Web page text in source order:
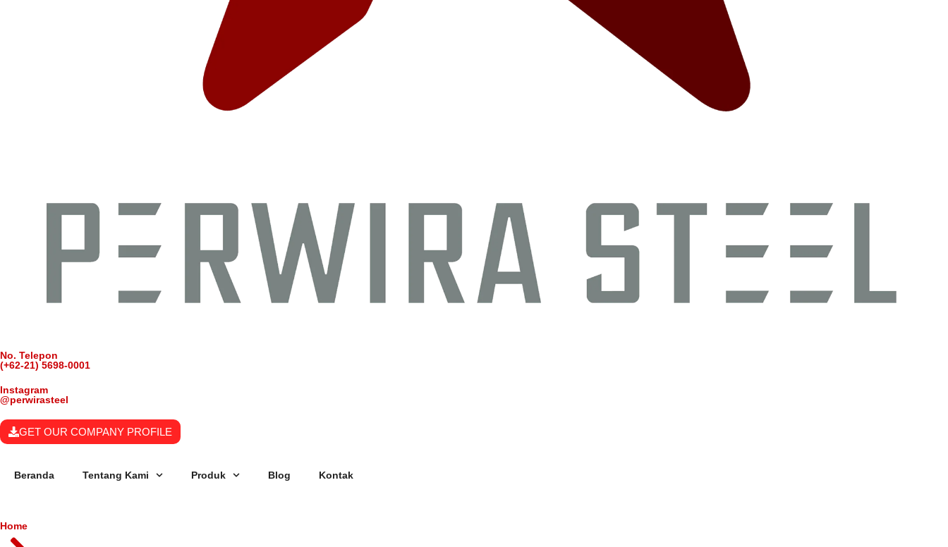
No. Telepon
(+62-21) 5698-0001
Instagram
@perwirasteel
GET OUR COMPANY PROFILE
Beranda Tentang Kami Produk Blog Kontak
Home